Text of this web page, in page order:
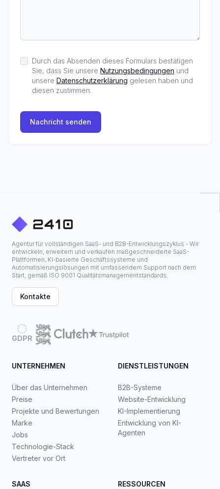
Durch das Absenden dieses Formulars bestätigen
Sie, dass Sie unsere Nutzungsbedingungen und
unsere Datenschutzerklärung gelesen haben und
diesen zustimmen.
Nachricht senden
Agentur für vollständigen SaaS- und B2B-Entwicklungszyklus - Wir
entwickeln, erweitern und verkaufen maßgeschneiderte SaaS-
Plattformen, KI-basierte Geschäftssysteme und
Automatisierungslösungen mit umfassendem Support nach dem
Start, gemäß ISO 9001 Qualitätsmanagementstandards.
Kontakte
GDPR
UNTERNEHMEN
Über das Unternehmen
Preise
Projekte und Bewertungen
Marke
Jobs
Technologie-Stack
Vertreter vor Ort
DIENSTLEISTUNGEN
B2B-Systeme
Website-Entwicklung
KI-Implementierung
Entwicklung von KI-
Agenten
SAAS RESSOURCEN